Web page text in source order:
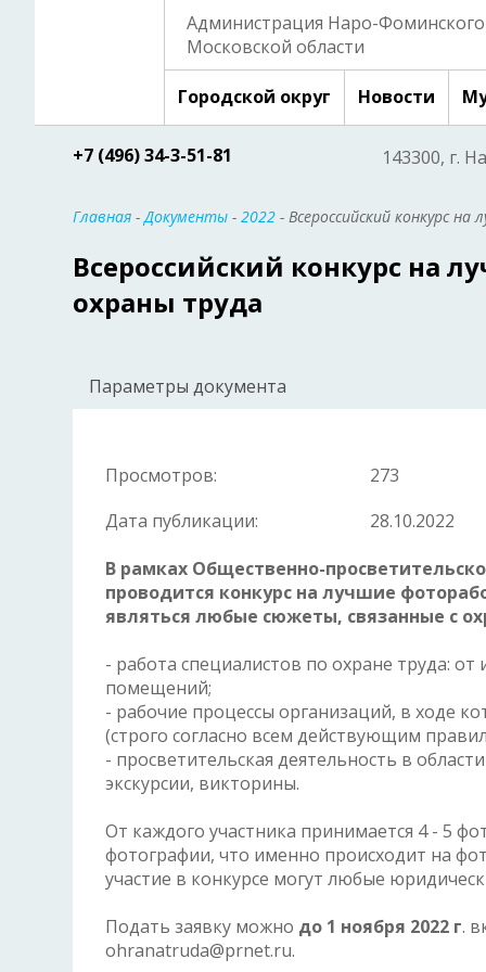
Администрация Наро-Фоминского
Московской области
Городской округ Новости
+7 (496) 34-3-51-81 143300, г.
Главная -Документы - 2022 - Всероссийский конкурс
Всероссийский конкурс на
охраны труда
Параметры документа
Просмотров:
273
Дата публикации:
28.10.2022
В рамках Общественно-
проводится конкурс на лучшие
являться любые сюжеты, связанные с
- работа специалистов по охране труда:
помещений;
- рабочие процессы организаций, в ходе
(строго согласно всем действующим
- просветительская деятельность в
экскурсии, викторины.
От каждого участника принимается 4 - 5
фотографии, что именно происходит на
участие в конкурсе могут любые
Подать заявку можно до 1 ноября 2022 г.
ohranatruda@prnet.ru.